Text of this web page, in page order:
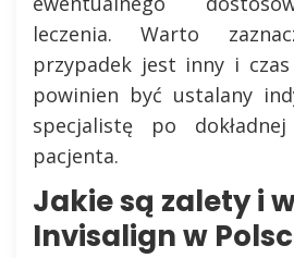
leczenia. Warto
przypadek jest inny i
powinien być ustalany
specjalistę po
pacjenta.
Jakie są zalety i
Invisalign w